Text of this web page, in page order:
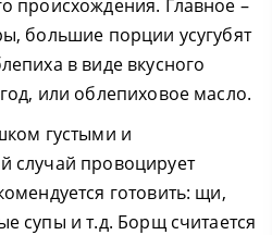
происхождения. Главное –
большие порции усугубят
в виде вкусного
или облепиховое масло.
густыми и
случай провоцирует
готовить: щи,
супы и т.д. Борщ считается